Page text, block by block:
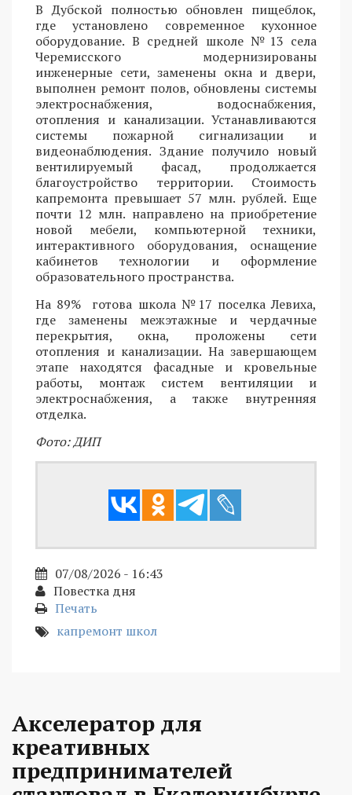
В Дубской полностью обновлен пищеблок,
где установлено современное кухонное
оборудование. В средней школе №13 села
Черемисского модернизированы
инженерные сети, заменены окна и двери,
выполнен ремонт полов, обновлены системы
электроснабжения, водоснабжения,
отопления и канализации. Устанавливаются
системы пожарной сигнализации и
видеонаблюдения. Здание получило новый
вентилируемый фасад, продолжается
благоустройство территории. Стоимость
капремонта превышает 57 млн. рублей. Еще
почти 12 млн. направлено на приобретение
новой мебели, компьютерной техники,
интерактивного оборудования, оснащение
кабинетов технологии и оформление
образовательного пространства.
На 89% готова школа №17 поселка Левиха,
где заменены межэтажные и чердачные
перекрытия, окна, проложены сети
отопления и канализации. На завершающем
этапе находятся фасадные и кровельные
работы, монтаж систем вентиляции и
электроснабжения, а также внутренняя
отделка.
Фото: ДИП
07/08/2026 - 16:43
Повестка дня
Печать
капремонт школ
Акселератор для
креативных
предпринимателей